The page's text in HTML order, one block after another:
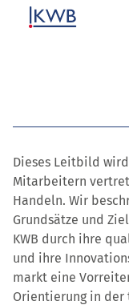
Dieses Leitbild
Mitarbeitern
Handeln. Wir
Grundsätze und
KWB durch ihre
und ihre
markt eine
Orientierung in